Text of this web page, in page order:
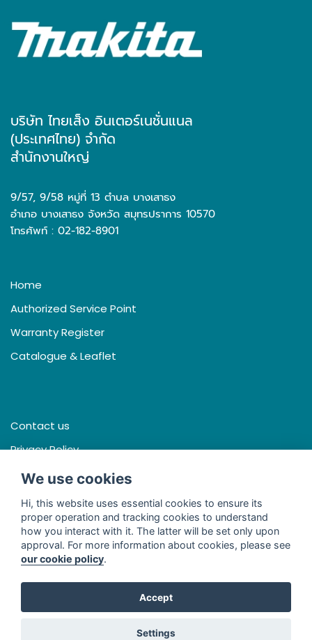
บริษัท ไทยเส็ง อินเตอร์เนชั่นแนล
(ประเทศไทย) จำกัด
สำนักงานใหญ่
9/57, 9/58 หมู่ที่ 13 ตำบล บางเสาธง
อำเภอ บางเสาธง จังหวัด สมุทรปราการ 10570
โทรศัพท์ : 02-182-8901
Home
Authorized Service Point
Warranty Register
Catalogue & Leaflet
Contact us
Privacy Policy
Terms & Conditions
Facebook
Line
We use cookies
Hi, this website uses essential cookies to ensure its
proper operation and tracking cookies to understand
how you interact with it. The latter will be set only upon
approval. For more information about cookies, please see
our cookie policy.
Accept
Settings